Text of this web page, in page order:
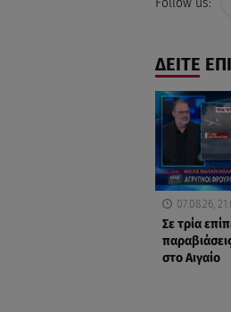
ΔΕΙΤΕ
07.08.26,
Σε τρία
στο Αιγαίο